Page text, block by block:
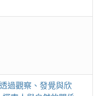
過觀察、發覺與欣